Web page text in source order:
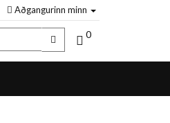
Aðgangurinn minn
0